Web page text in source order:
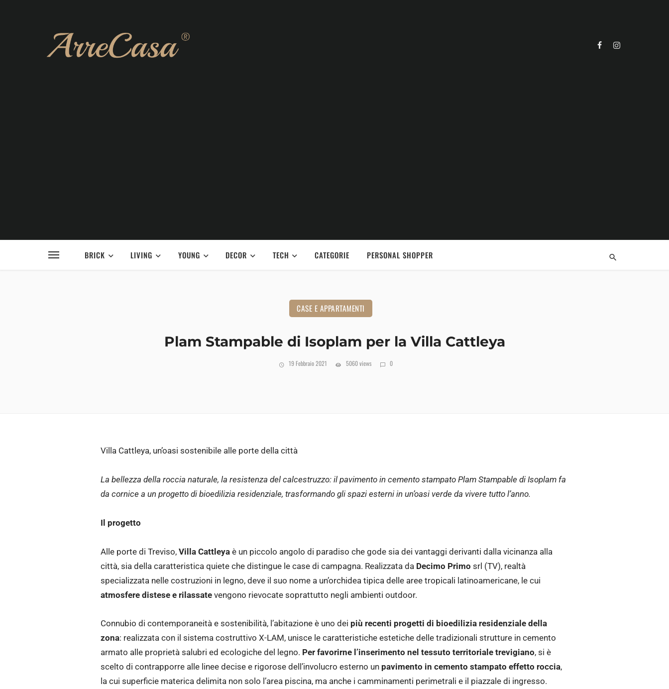
BRICK LIVING YOUNG DECOR TECH CATEGORIE PERSONAL SHOPPER
CASE E APPARTAMENTI
Plam Stampable di Isoplam per la Villa Cattleya
19 Febbraio 2021 5060 views 0
Villa Cattleya, un’oasi sostenibile alle porte della città
La bellezza della roccia naturale, la resistenza del calcestruzzo: il pavimento in cemento stampato Plam Stampable di Isoplam fa
da cornice a un progetto di bioedilizia residenziale, trasformando gli spazi esterni in un’oasi verde da vivere tutto l’anno.
Il progetto
Alle porte di Treviso, Villa Cattleya è un piccolo angolo di paradiso che gode sia dei vantaggi derivanti dalla vicinanza alla
città, sia della caratteristica quiete che distingue le case di campagna. Realizzata da Decimo Primo srl (TV), realtà
specializzata nelle costruzioni in legno, deve il suo nome a un’orchidea tipica delle aree tropicali latinoamericane, le cui
atmosfere distese e rilassate vengono rievocate soprattutto negli ambienti outdoor.
Connubio di contemporaneità e sostenibilità, l’abitazione è uno dei più recenti progetti di bioedilizia residenziale della
zona: realizzata con il sistema costruttivo X-LAM, unisce le caratteristiche estetiche delle tradizionali strutture in cemento
armato alle proprietà salubri ed ecologiche del legno. Per favorirne l’inserimento nel tessuto territoriale trevigiano, si è
scelto di contrapporre alle linee decise e rigorose dell’involucro esterno un pavimento in cemento stampato effetto roccia,
la cui superficie materica delimita non solo l’area piscina, ma anche i camminamenti perimetrali e il piazzale di ingresso.